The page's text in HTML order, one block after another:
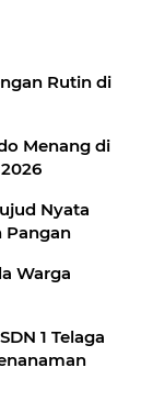
Rutin di
Menang di
Nyata
Pangan
Warga
1 Telaga